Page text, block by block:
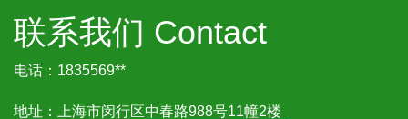
联系我们 Contact
电话：1835569**
地址：上海市闵行区中春路988号11幢2楼